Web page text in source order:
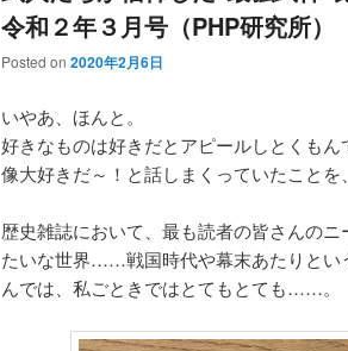
令和２年３月号（PHP研究所）
Posted on 2020年2月6日
いやあ、ほんと。
好きなものは好きだとアピールしとくも
像大好きだ～！と話しまくっていたことを
歴史雑誌において、最も読者の皆さんの
たいな世界……戦国時代や幕末あたりとい
んでは、私ごときではとてもとても……。